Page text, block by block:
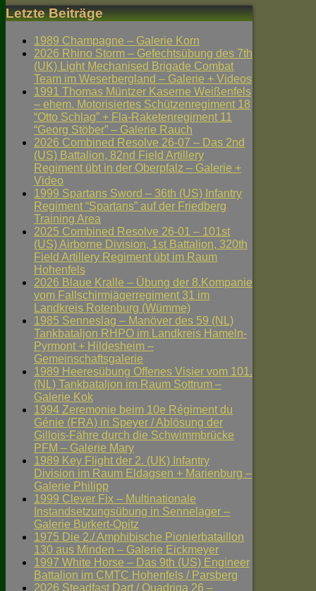
Letzte Beiträge
1989 Champagne – Galerie Korn
2026 Rhino Storm – Gefechtsübung des 7th
(UK) Light Mechanised Brigade Combat
Team im Weserbergland – Galerie + Videos
1991 Thomas Müntzer Kaserne Weißenfels
– ehem. Motorisiertes Schützenregiment 18
“Otto Schlag” + Fla-Raketenregiment 11
“Georg Stöber” – Galerie Rauch
2026 Combined Resolve 26-07 – Das 2nd
(US) Battalion, 82nd Field Artillery
Regiment übt in der Oberpfalz – Galerie +
Video
1999 Spartans Sword – 36th (US) Infantry
Regiment “Spartans” auf der Friedberg
Training Area
2025 Combined Resolve 26-01 – 101st
(US) Airborne Division, 1st Battalion, 320th
Field Artillery Regiment übt im Raum
Hohenfels
2026 Blaue Kralle – Übung der 8.Kompanie
vom Fallschirmjägerregiment 31 im
Landkreis Rotenburg (Wümme)
1985 Senneslag – Manöver des 59 (NL)
Tankbataljon RHPO im Landkreis Hameln-
Pyrmont + Hildesheim –
Gemeinschaftsgalerie
1989 Heeresübung Offenes Visier vom 101.
(NL) Tankbataljon im Raum Sottrum –
Galerie Kok
1994 Zeremonie beim 10e Régiment du
Génie (FRA) in Speyer / Ablösung der
Gillois-Fähre durch die Schwimmbrücke
PFM – Galerie Mary
1989 Key Flight der 2. (UK) Infantry
Division im Raum Eldagsen + Marienburg –
Galerie Philipp
1999 Clever Fix – Multinationale
Instandsetzungsübung in Sennelager –
Galerie Burkert-Opitz
1975 Die 2./ Amphibische Pionierbataillon
130 aus Minden – Galerie Eickmeyer
1997 White Horse – Das 9th (US) Engineer
Battalion im CMTC Hohenfels / Parsberg
2026 Steadfast Dart / Quadriga 26 –